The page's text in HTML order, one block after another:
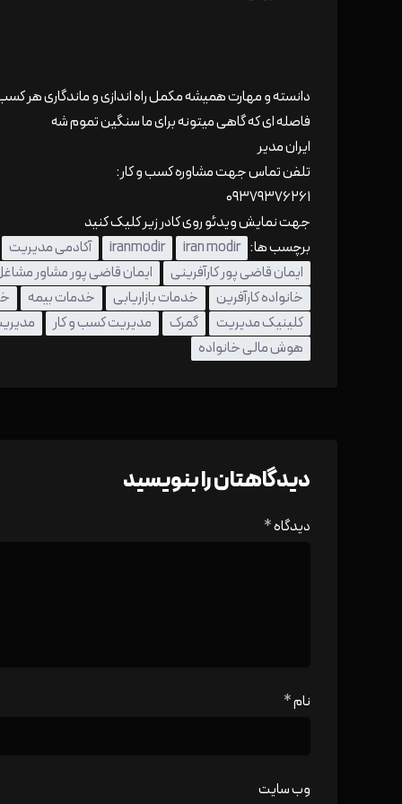
دانسته و مهارت همیشه مکمل راه اندازی و ماندگاری هر
فاصله ای که گاهی میتونه برای ما سنگین تموم شه
ایران مدیر
تلفن تماس جهت مشاوره کسب و کار:
۰۹۳۷۹۳۷۶۲۶۱
جهت نمایش ویدئو روی کادر زیر کلیک کنید
برچسب ها: iran modir
iranmodir آکادمی مدیریت
ایمان قاضی پور کارآفرینی
ایمان قاضی پور مشاور
خانواده کارآفرین
خدمات بازاریابی خدمات بیمه
کلینیک مدیریت
گمرک مدیریت کسب و کار
هوش مالی خانواده
دیدگاهتان را بنویسید
دیدگاه*
نام*
وب‌ سایت